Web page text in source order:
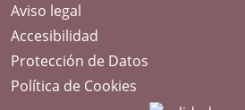
Aviso legal
Accesibilidad
Protección de Datos
Política de Cookies